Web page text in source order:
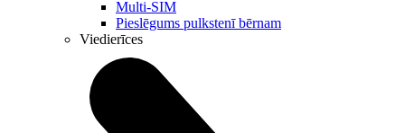
Multi-SIM
Pieslēgums pulkstenī bērnam
Viedierīces